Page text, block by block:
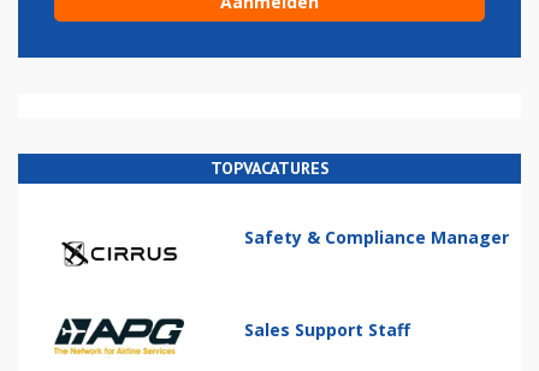
TOPVACATURES
Safety & Compliance Manager
Sales Support Staff